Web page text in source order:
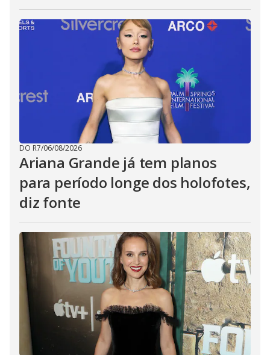
DO R7/06/08/2026
Ariana Grande já tem planos
para período longe dos holofotes,
diz fonte